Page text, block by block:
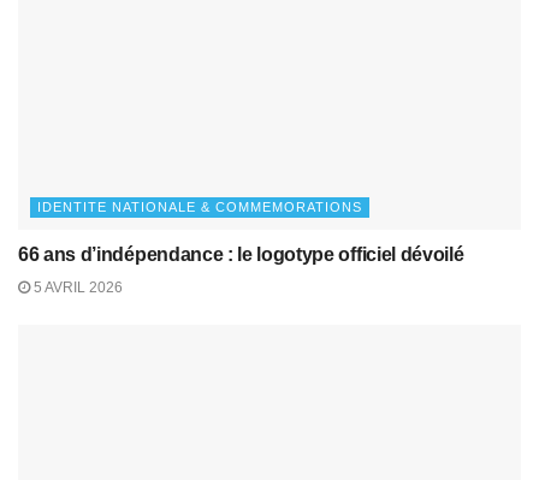
IDENTITE NATIONALE & COMMEMORATIONS
66 ans d’indépendance : le logotype officiel dévoilé
5 AVRIL 2026